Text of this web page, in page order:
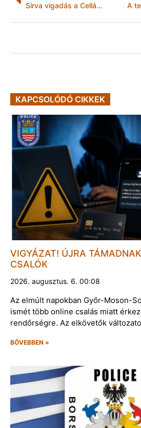
Sírva vigadás a Celláriumban
KAPCSOLÓDÓ CIKKEK
VIGYÁZAT! ÚJRA
CSALÓK
2026. augusztus. 6. 00:08
Az elmúlt napokban Győr-Moson-
ismét több online csalás miatt
rendőrségre. Az elkövetők
BŐVEBBEN »